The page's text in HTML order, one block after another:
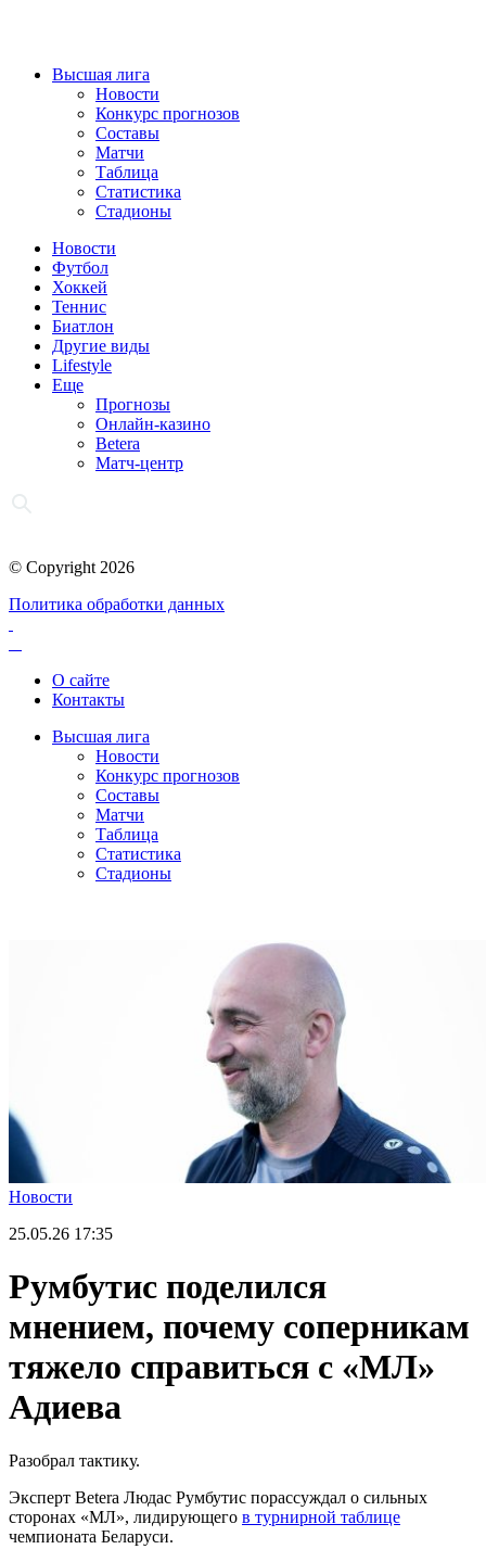
Высшая лига
Новости
Конкурс прогнозов
Составы
Матчи
Таблица
Статистика
Стадионы
Новости
Футбол
Хоккей
Теннис
Биатлон
Другие виды
Lifestyle
Еще
Прогнозы
Онлайн-казино
Betera
Матч-центр
© Copyright 2026
Политика обработки данных
О сайте
Контакты
Высшая лига
Новости
Конкурс прогнозов
Составы
Матчи
Таблица
Статистика
Стадионы
Новости
25.05.26 17:35
Румбутис поделился
мнением, почему соперникам
тяжело справиться с «МЛ»
Адиева
Разобрал тактику.
Эксперт Betera Людас Румбутис порассуждал о сильных
сторонах «МЛ», лидирующего в турнирной таблице
чемпионата Беларуси.